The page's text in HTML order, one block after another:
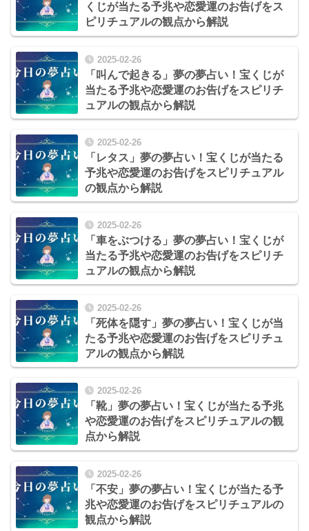
くじが当たる予兆や恋愛運のお告げをス
ピリチュアルの観点から解説
2025-02-26
「叫んで起きる」夢の夢占い！宝くじが
当たる予兆や恋愛運のお告げをスピリチ
ュアルの観点から解説
2025-02-26
「レタス」夢の夢占い！宝くじが当たる
予兆や恋愛運のお告げをスピリチュアル
の観点から解説
2025-02-26
「車をぶつける」夢の夢占い！宝くじが
当たる予兆や恋愛運のお告げをスピリチ
ュアルの観点から解説
2025-02-26
「死体を隠す」夢の夢占い！宝くじが当
たる予兆や恋愛運のお告げをスピリチュ
アルの観点から解説
2025-02-26
「靴」夢の夢占い！宝くじが当たる予兆
や恋愛運のお告げをスピリチュアルの観
点から解説
2025-02-26
「不安」夢の夢占い！宝くじが当たる予
兆や恋愛運のお告げをスピリチュアルの
観点から解説